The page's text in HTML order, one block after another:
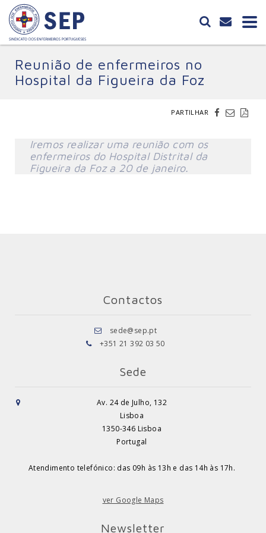
Reunião de enfermeiros no
Hospital da Figueira da Foz
PARTILHAR
Iremos realizar uma reunião com os
enfermeiros do Hospital Distrital da
Figueira da Foz a 20 de janeiro.
Contactos
sede@sep.pt
+351 21 392 03 50
Sede
Av. 24 de Julho, 132
Lisboa
1350-346 Lisboa
Portugal
Atendimento telefónico: das 09h às 13h e das 14h às 17h.
ver Google Maps
Newsletter